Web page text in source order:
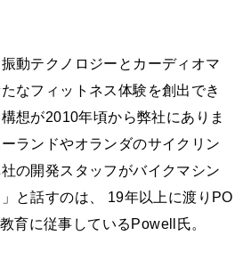
振動テクノロジーとカーディオマ
なフィットネス体験を創出でき
想が2010年頃から弊社にありま
ランドやオランダのサイクリン
の開発スタッフがバイクマシン
と話すのは、 19年以上に渡りPO
育に従事しているPowell氏。